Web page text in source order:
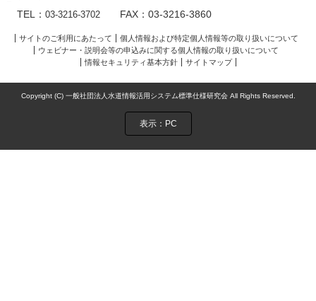
TEL： 03-3216-3702 FAX：03-3216-3860
サイトのご利用にあたって
個人情報および特定個人情報等の取り扱いについて
ウェビナー・説明会等の申込みに関する個人情報の取り扱いについて
情報セキュリティ基本方針
サイトマップ
Copyright (C) 一般社団法人水道情報活用システム標準仕様研究会 All Rights Reserved.
表示：PC